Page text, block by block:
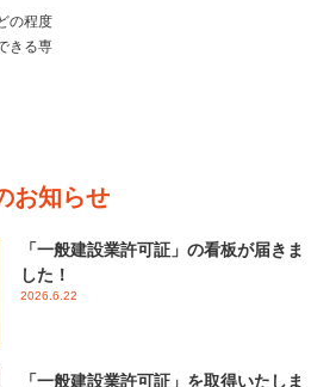
の程度
きる専
お知らせ
「一般建設業許可証」の看板が届きま
した！
2026.6.22
「一般建設業許可証」を取得いたしま